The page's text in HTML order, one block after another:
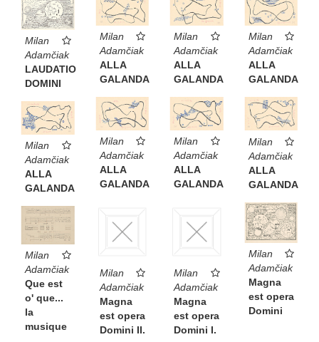
Milan
Adamčiak
LAUDATIO
DOMINI
Milan
Adamčiak
ALLA
GALANDA
Milan
Adamčiak
ALLA
GALANDA
Milan
Adamčiak
ALLA
GALANDA
Milan
Adamčiak
ALLA
GALANDA
Milan
Adamčiak
ALLA
GALANDA
Milan
Adamčiak
ALLA
GALANDA
Milan
Adamčiak
ALLA
GALANDA
Milan
Adamčiak
Magna
est opera
Domini I.
Milan
Adamčiak
Magna
est opera
Domini II.
Milan
Adamčiak
Magna
est opera
Domini
Milan
Adamčiak
Que est
o' que...
la
musique